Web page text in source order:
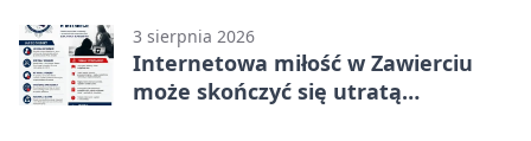
3 sierpnia 2026
Internetowa miłość w Zawierciu
może skończyć się utratą